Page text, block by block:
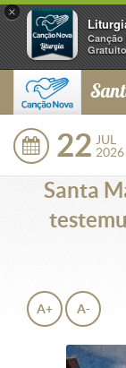
×
Canção
22 JUL
2026
Santa
A+ A-